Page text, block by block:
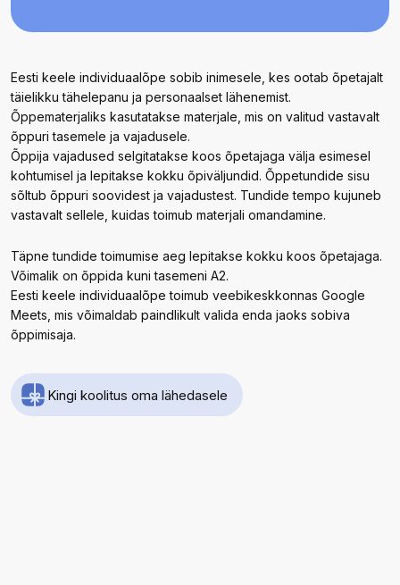
Eesti keele individuaalõpe sobib inimesele, kes ootab õpetajalt
täielikku tähelepanu ja personaalset lähenemist.
Õppematerjaliks kasutatakse materjale, mis on valitud vastavalt
õppuri tasemele ja vajadusele.
Õppija vajadused selgitatakse koos õpetajaga välja esimesel
kohtumisel ja lepitakse kokku õpiväljundid. Õppetundide sisu
sõltub õppuri soovidest ja vajadustest. Tundide tempo kujuneb
vastavalt sellele, kuidas toimub materjali omandamine.
Täpne tundide toimumise aeg lepitakse kokku koos õpetajaga.
Võimalik on õppida kuni tasemeni A2.
Eesti keele individuaalõpe toimub veebikeskkonnas Google
Meets, mis võimaldab paindlikult valida enda jaoks sobiva
õppimisaja.
Kingi koolitus oma lähedasele